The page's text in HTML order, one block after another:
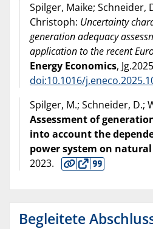
Spilger, Maike; Schneider,
Christoph: Uncertainty
generation adequacy
application to the recent
Energy Economics,
doi:10.1016/
Spilger, M.; Schneider, D.;
Assessment of
into account the
power system on natural
2023.
Begleitete